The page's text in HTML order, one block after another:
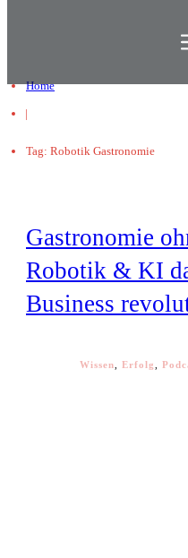
Home
|
Tag: Robotik Gastronomie
Gastronomie
Robotik & KI
Business
Wissen Erfolg